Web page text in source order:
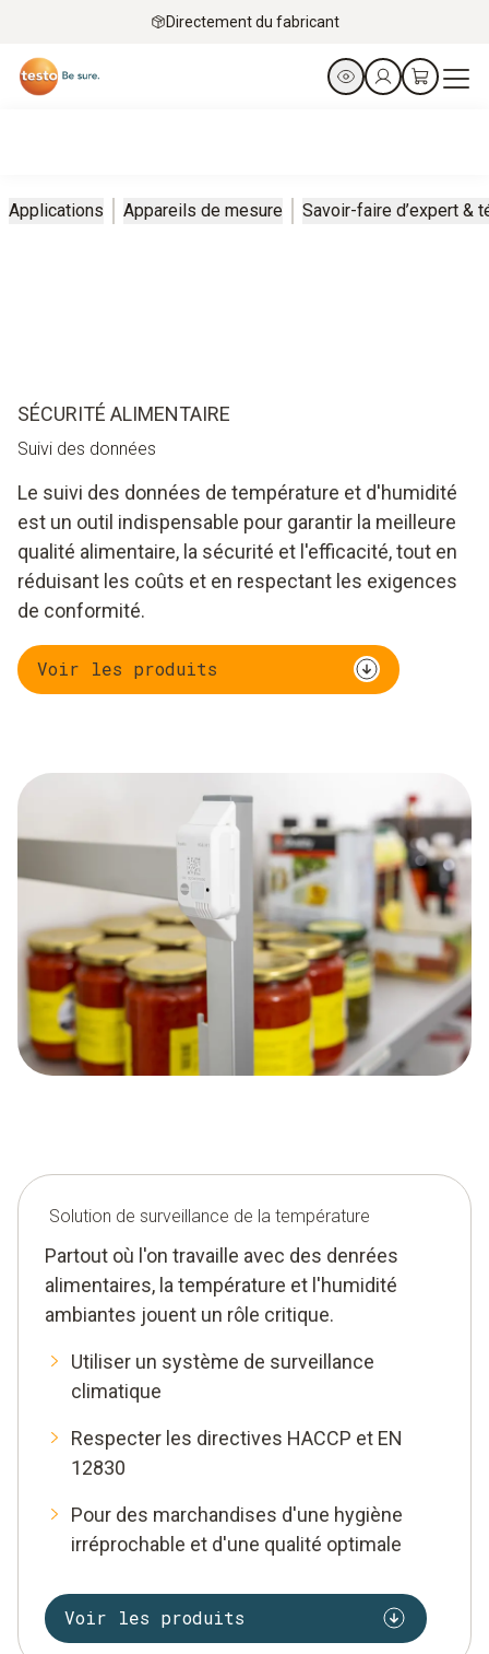
Directement du fabricant
Applications Appareils de mesure Savoir-faire d’expert &
SÉCURITÉ ALIMENTAIRE
Suivi des données
Le suivi des données de température et d'humidité
est un outil indispensable pour garantir la meilleure
qualité alimentaire, la sécurité et l'efficacité, tout en
réduisant les coûts et en respectant les exigences
de conformité.
Voir les produits
Solution de surveillance de la température
Partout où l'on travaille avec des denrées
alimentaires, la température et l'humidité
ambiantes jouent un rôle critique.
Utiliser un système de surveillance
climatique
Respecter les directives HACCP et EN
12830
Pour des marchandises d'une hygiène
irréprochable et d'une qualité optimale
Voir les produits